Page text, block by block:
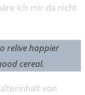
ich mir da nicht
relive happier
cereal.
von